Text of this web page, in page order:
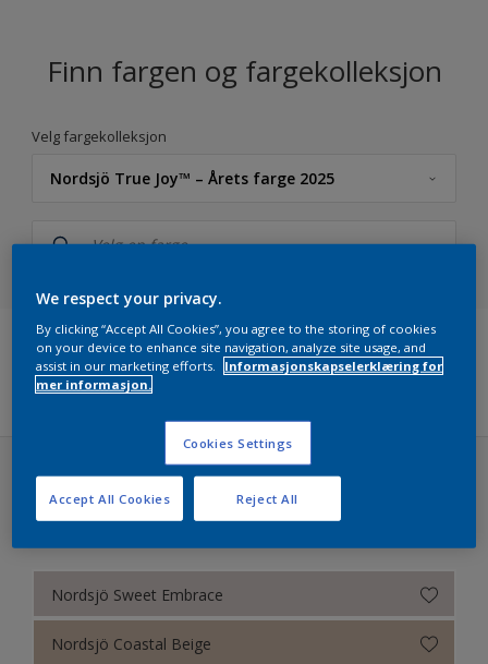
Finn fargen og fargekolleksjon
Velg fargekolleksjon
Nordsjö True Joy™ – Årets farge 2025
Nordsjö
Nordsjö RAL (Painters)
5051
Nordsjö True Joy™ – Årets farge 2025
Ferdigblandet farger
Colour Futures 2024 - Nordsjö Sweet Embrace™
Colour Futures 2023
Bright Skies™ - Nordsjö Colour of the Year 2022
Filters
Nordsjö True Joy™ – Årets farge 2025 (30 farger)
Nordsjö Sweet Embrace
Nordsjö Coastal Beige
We respect your privacy.
By clicking “Accept All Cookies”, you agree to the storing of cookies
on your device to enhance site navigation, analyze site usage, and
assist in our marketing efforts.
Informasjonskapselerklæring for
mer informasjon.
Cookies Settings
Reject All
Accept All Cookies